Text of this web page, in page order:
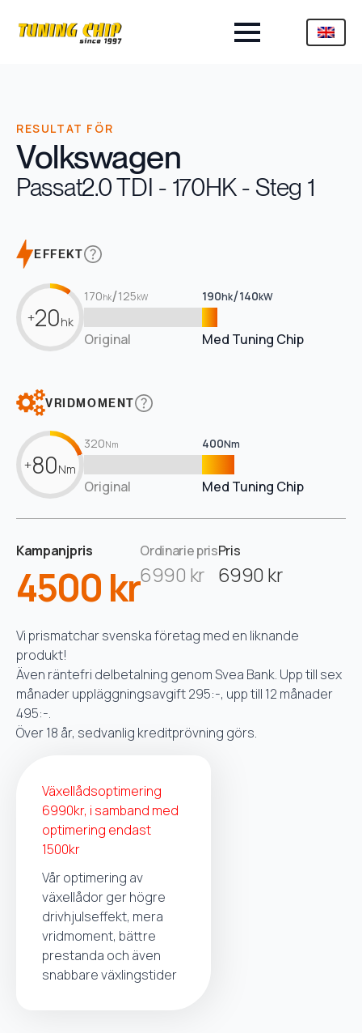
RESULTAT FÖR
Volkswagen
Passat2.0 TDI - 170HK - Steg 1
EFFEKT
+20hk
170hk/125kW 190hk/140kW
Original Med Tuning Chip
VRIDMOMENT
+80Nm
320Nm 400Nm
Original Med Tuning Chip
Kampanjpris
4500 kr
Ordinarie pris
6990 kr
Pris
6990 kr
Vi prismatchar svenska företag med en liknande
produkt!
Även räntefri delbetalning genom Svea Bank. Upp till sex
månader uppläggningsavgift 295:-, upp till 12 månader
495:-.
Över 18 år, sedvanlig kreditprövning görs.
Växellådsoptimering
6990kr, i samband med
optimering endast
1500kr
Vår optimering av
växellådor ger högre
drivhjulseffekt, mera
vridmoment, bättre
prestanda och även
snabbare växlingstider